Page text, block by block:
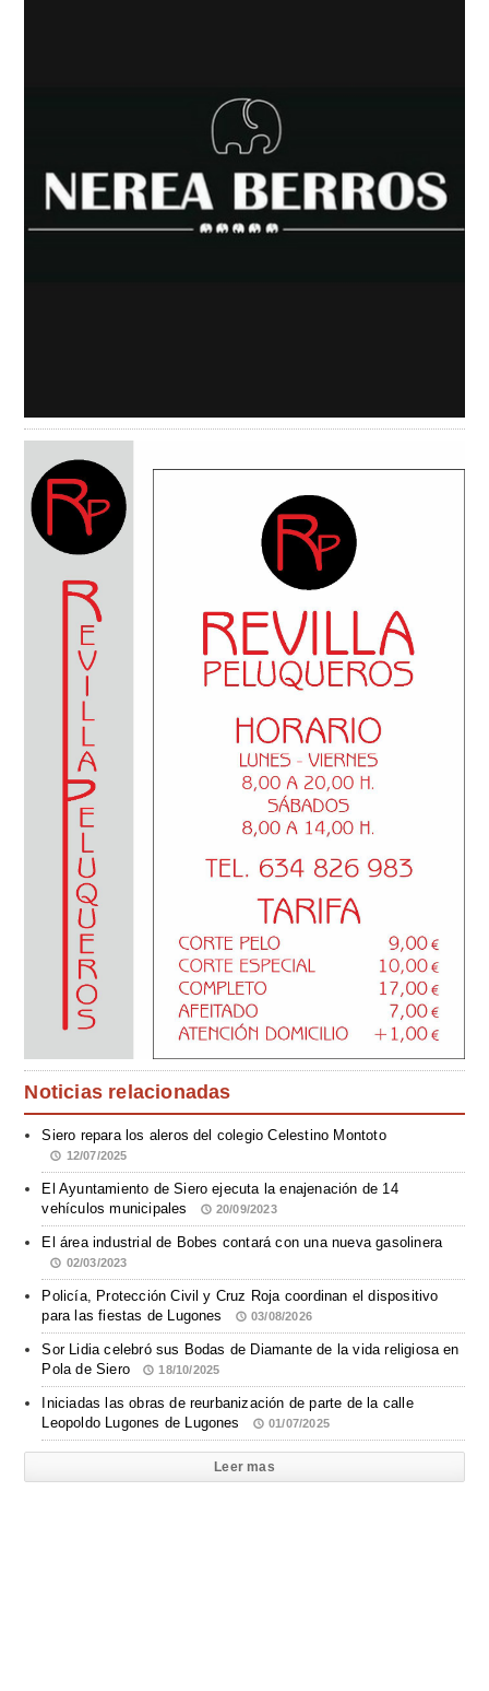
Noticias relacionadas
Siero repara los aleros del colegio Celestino Montoto
12/07/2025
El Ayuntamiento de Siero ejecuta la enajenación de 14
vehículos municipales
20/09/2023
El área industrial de Bobes contará con una nueva gasolinera
02/03/2023
Policía, Protección Civil y Cruz Roja coordinan el dispositivo
para las fiestas de Lugones
03/08/2026
Sor Lidia celebró sus Bodas de Diamante de la vida religiosa en
Pola de Siero
18/10/2025
Iniciadas las obras de reurbanización de parte de la calle
Leopoldo Lugones de Lugones
01/07/2025
Leer mas